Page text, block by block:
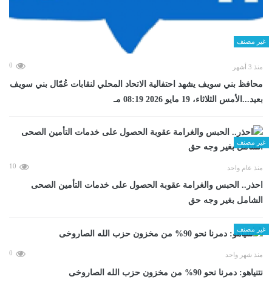
غير مصنف
منذ 3 أشهر 0
محافظ بني سويف يشهد احتفالية الاتحاد المحلي لنقابات عُمّال بني سويف
بعيد...الأمس الثلاثاء، 19 مايو 2026 08:19 مـ
غير مصنف
منذ عام واحد 10
احذر.. الحبس والغرامة عقوبة الحصول على خدمات التأمين الصحى
الشامل بغير وجه حق
غير مصنف
منذ شهر واحد 0
نتنياهو: دمرنا نحو 90% من مخزون حزب الله الصاروخى